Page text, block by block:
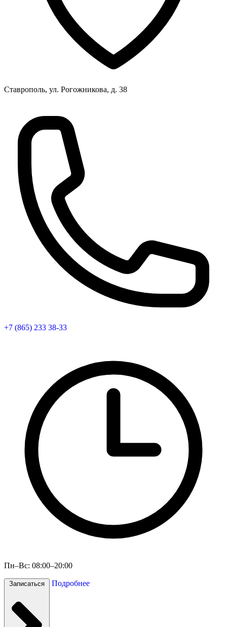
Ставрополь, ул. Рогожникова, д. 38
+7 (865) 233 38-33
Пн–Вс: 08:00–20:00
Записаться Подробнее